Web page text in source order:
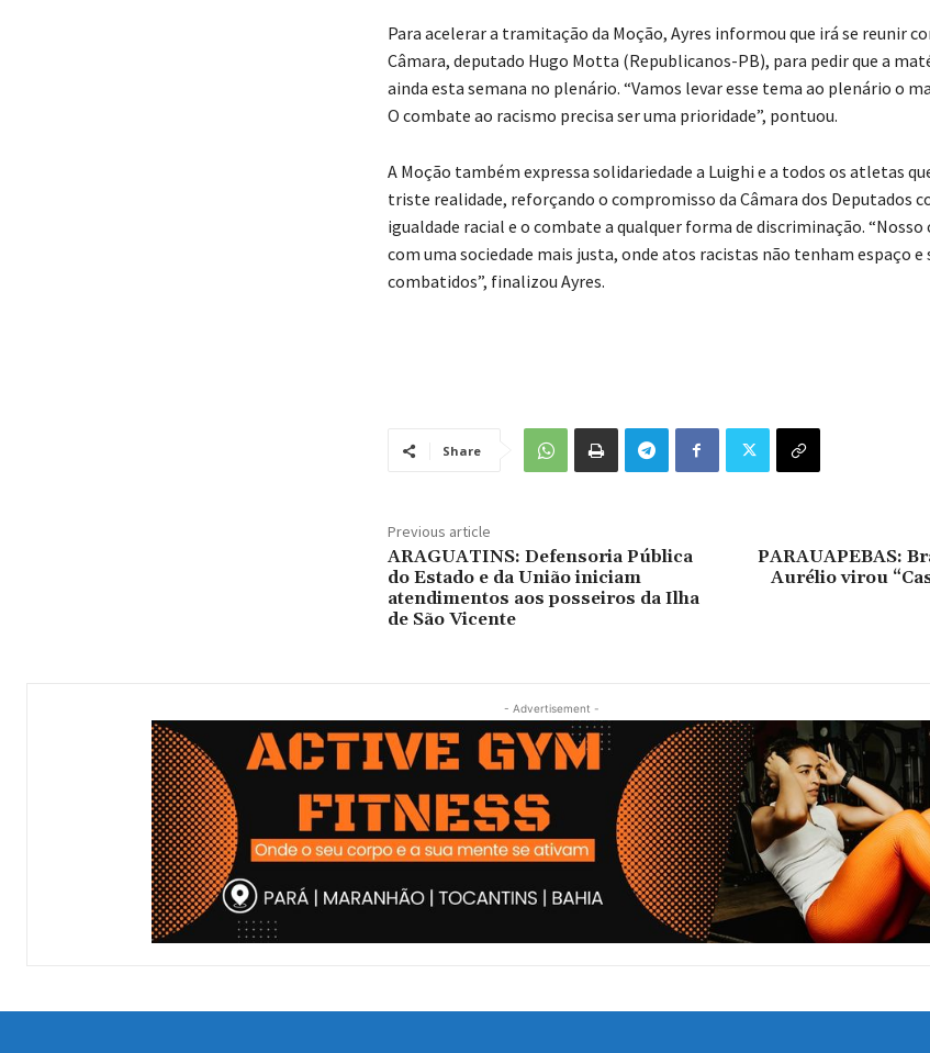
Para acelerar a tramitação da Moção, Ayres informou que irá se reunir
Câmara, deputado Hugo Motta (Republicanos-PB), para pedir que a
ainda esta semana no plenário. “Vamos levar esse tema ao plenário o
O combate ao racismo precisa ser uma prioridade”, pontuou.
A Moção também expressa solidariedade a Luighi e a todos os atletas
triste realidade, reforçando o compromisso da Câmara dos Deputados
igualdade racial e o combate a qualquer forma de discriminação.
com uma sociedade mais justa, onde atos racistas não tenham espaço
combatidos”, finalizou Ayres.
Share
Previous article
ARAGUATINS: Defensoria Pública
do Estado e da União iniciam
atendimentos aos posseiros da Ilha
de São Vicente
PARAUAPEBAS:
Aurélio virou
- Advertisement -